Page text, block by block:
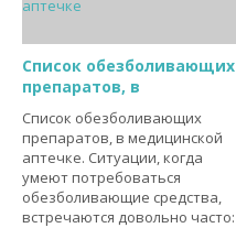
Список обезболивающих
препаратов, в
Список обезболивающих
препаратов, в медицинской
аптечке. Ситуации, когда
умеют потребоваться
обезболивающие средства,
встречаются довольно часто: